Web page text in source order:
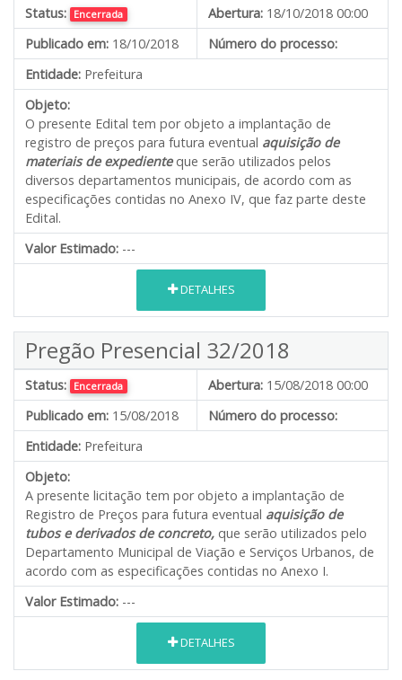
Status: Encerrada Abertura: 18/10/2018 00:00
Publicado em: 18/10/2018
Número do processo:
Entidade: Prefeitura
Objeto:
O presente Edital tem por objeto a implantação de
registro de preços para futura eventual aquisição de
materiais de expedienteque serão utilizados pelos
diversos departamentos municipais, de acordo com as
especificações contidas no Anexo IV, que faz parte deste
Edital.
Valor Estimado: ---
DETALHES
Pregão Presencial 32/2018
Status: Encerrada Abertura: 15/08/2018 00:00
Publicado em: 15/08/2018
Número do processo:
Entidade: Prefeitura
Objeto:
A presente licitação tem por objeto a implantação de
Registro de Preços para futura eventual aquisição de
tubos e derivados de concreto, que serão utilizados pelo
Departamento Municipal de Viação e Serviços Urbanos, de
acordo com as especificações contidas no Anexo I.
Valor Estimado: ---
DETALHES